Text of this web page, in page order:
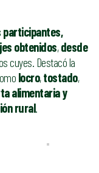
participantes,
obtenidos,desde
cuyes. Destacó la
locro,tostado,
alimentaria y
rural.